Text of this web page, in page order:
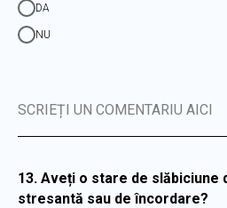
DA
NU
SCRIEȚI UN COMENTARIU AICI
13. Aveți o stare de slăbiciune
stresantă sau de încordare?